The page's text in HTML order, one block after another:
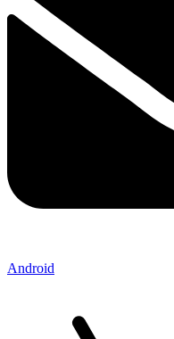
Android